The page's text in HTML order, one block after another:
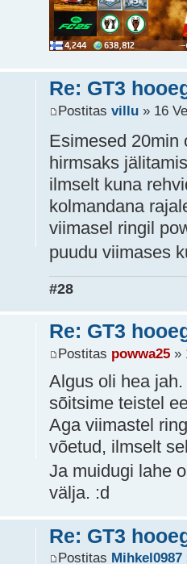
Re: GT3
Postitasvillu » 16
Esimesed
hirmsaks
ilmselt kuna
kolmandana
viimasel ringil
puudu viimases
#28
Re: GT3
Postitas powwa25 »
Algus oli hea
sõitsime teistel
Aga viimastel
võetud, ilmselt
Ja muidugi lahe
välja. :d
Re: GT3
Postitas Mihkel0987